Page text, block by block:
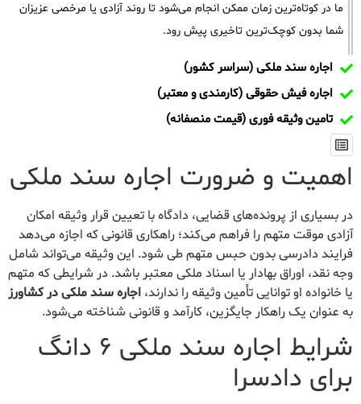
ما در کوتاه‌ترین زمان ممکن انجام می‌شود تا روند آزادی یا مرخصی عزیزان
شما بدون کوچک‌ترین تاخیری پیش رود.
اجاره سند ملکی (سراسر کشور)
اجاره فیش حقوقی (کارمندی و معتبر)
تامین وثیقه فوری (قیمت منصفانه)
اهمیت و ضرورت اجاره سند ملکی
در بسیاری از پرونده‌های قضایی، دادگاه با تعیین قرار وثیقه امکان
آزادی موقت متهم را فراهم می‌کند؛ راهکاری قانونی که اجازه می‌دهد
فرایند دادرسی بدون حبس متهم طی شود. این وثیقه می‌تواند شامل
وجه نقد، اوراق بهادار یا اسناد ملکی معتبر باشد. در شرایطی که متهم
یا خانواده او توانایی تأمین وثیقه را ندارند، اجاره سند ملکی در کشاورز
به عنوان یک راهکار جایگزین، کارآمد و قانونی شناخته می‌شود.
شرایط اجاره سند ملکی ۶ دانگ
برای دادسرا